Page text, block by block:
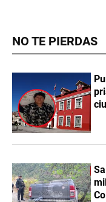
NO TE PIERDAS